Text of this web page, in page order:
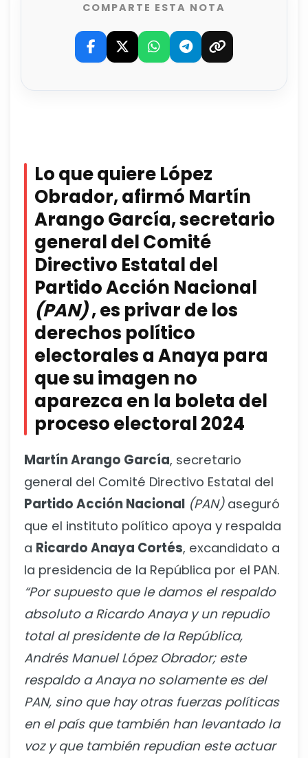
COMPARTE ESTA NOTA
Lo que quiere López
Obrador, afirmó Martín
Arango García, secretario
general del Comité
Directivo Estatal del
Partido Acción Nacional
(PAN), es privar de los
derechos político
electorales a Anaya para
que su imagen no
aparezca en la boleta del
proceso electoral 2024
Martín Arango García, secretario
general del Comité Directivo Estatal del
Partido Acción Nacional (PAN)aseguró
que el instituto político apoya y respalda
a Ricardo Anaya Cortés, excandidato a
la presidencia de la República por el PAN.
“Por supuesto que le damos el respaldo
absoluto a Ricardo Anaya y un repudio
total al presidente de la República,
Andrés Manuel López Obrador; este
respaldo a Anaya no solamente es del
PAN, sino que hay otras fuerzas políticas
en el país que también han levantado la
voz y que también repudian este actuar